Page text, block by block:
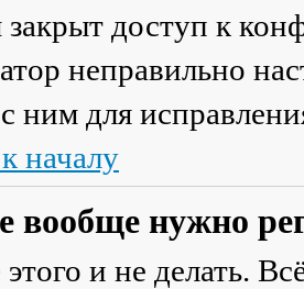
доступ к
неправильно
ним для
началу
вообще нужно
и не делать.